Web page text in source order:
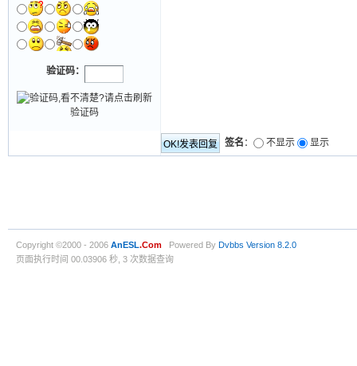
验证码：
签名 ： 不显示 显示
Copyright ©2000 - 2006 AnESL.Com Powered By Dvbbs Version 8.2.0
页面执行时间 00.03906 秒, 3 次数据查询